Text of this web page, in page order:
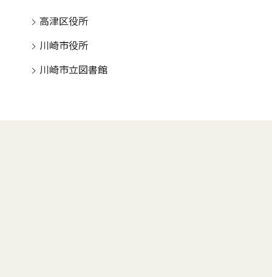
高津区役所
川崎市役所
川崎市立図書館